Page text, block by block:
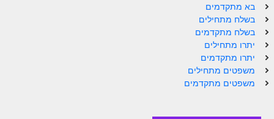
זוהר בלק למתקדמים
זוהר פנחס למתחילים
זוהר פנחס למתקדמים
ספר הזוהר – דברים
בא מתקדמים
בשלח מתחילים
בשלח מתקדמים
יתרו מתחילים
יתרו מתקדמים
משפטים מתחילים
משפטים מתקדמים